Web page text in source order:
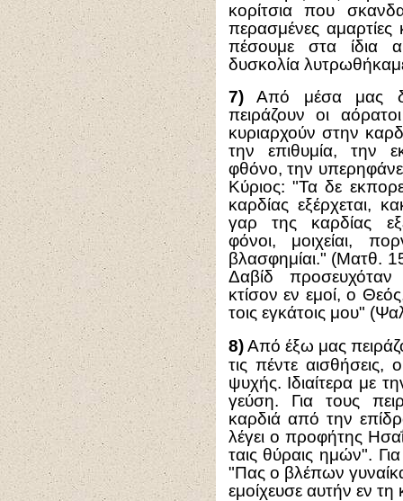
κορίτσια που
περασμένες αμαρτίες
πέσουμε στα ίδια
δυσκολία
7)Από μέσα μας
πειράζουν οι
κυριαρχούν στην
την επιθυμία, την
φθόνο, την
Κύριος: "Τα δε
καρδίας εξέρχεται,
γαρ της καρδίας
φόνοι, μοιχείαι,
βλασφημίαι." (Ματθ.
Δαβίδ
κτίσον εν εμοί, ο
τοις εγκάτοις μου"
8)Από έξω μας
τις πέντε αισθήσεις,
ψυχής. Ιδιαίτερα με
γεύση. Για τους
καρδιά από την
λέγει ο προφήτης
ταις θύραις ημών".
"Πας ο βλέπων
εμοίχευσε αυτήν εν